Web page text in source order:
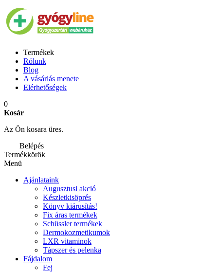
Termékek
Rólunk
Blog
A vásárlás menete
Elérhetőségek
0
Kosár
Az Ön kosara üres.
Belépés
Termékkörök
Menü
Ajánlataink
Augusztusi akció
Készletkisöprés
Könyv kiárusítás!
Fix áras termékek
Schüssler termékek
Dermokozmetikumok
LXR vitaminok
Tápszer és pelenka
Fájdalom
Fej